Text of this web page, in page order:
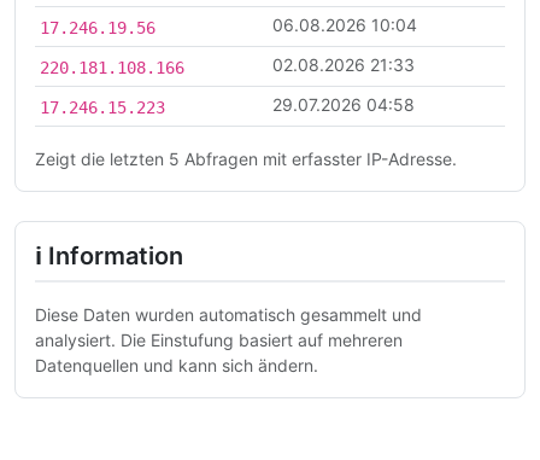
17.246.19.56 06.08.2026 10:04
220.181.108.166 02.08.2026 21:33
17.246.15.223 29.07.2026 04:58
Zeigt die letzten 5 Abfragen mit erfasster IP-Adresse.
ℹ Information
Diese Daten wurden automatisch gesammelt und
analysiert. Die Einstufung basiert auf mehreren
Datenquellen und kann sich ändern.